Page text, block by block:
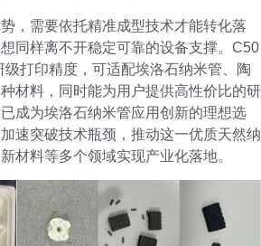
，需要依托精准成型技术才能转化落
同样离不开稳定可靠的设备支撑。C50
级打印精度，可适配埃洛石纳米管、陶
材料，同时能为用户提供高性价比的研
成为埃洛石纳米管应用创新的理想选
速突破技术瓶颈，推动这一优质天然纳
材料等多个领域实现产业化落地。